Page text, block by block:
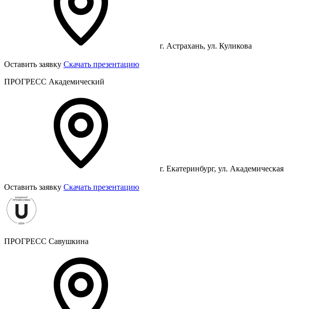
г. Астрахань, ул. Куликова
Оставить заявку Скачать презентацию
ПРОГРЕСС Академический
г. Екатеринбург, ул. Академическая
Оставить заявку Скачать презентацию
ПРОГРЕСС Савушкина